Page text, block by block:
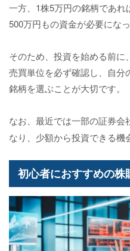
一方、1株5万円の銘柄であれ
500万円もの資金が必要にな
そのため、投資を始める前
売買単位を必ず確認し、自分
銘柄を選ぶことが大切です。
なお、最近では一部の証券会
なり、少額から投資できる機
初心者におすすめの株